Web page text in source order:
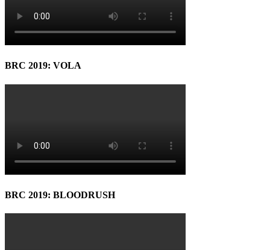
BRC 2019: VOLA
BRC 2019: BLOODRUSH